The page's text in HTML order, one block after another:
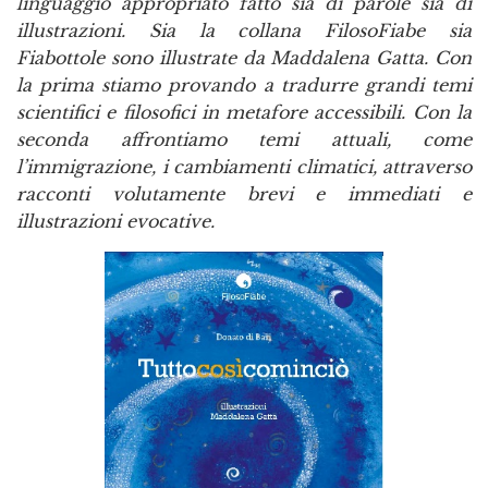
illustrazioni. Sia la collana FilosoFiabe sia
Fiabottole sono illustrate da Maddalena Gatta. Con
la prima stiamo provando a tradurre grandi temi
scientifici e filosofici in metafore accessibili. Con la
seconda affrontiamo temi attuali, come
l’immigrazione, i cambiamenti climatici, attraverso
racconti volutamente brevi e immediati e
illustrazioni evocative.